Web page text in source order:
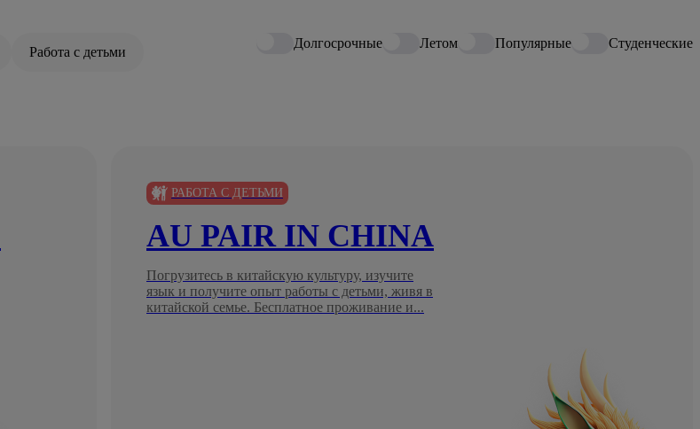
Работа с детьми
Долгосрочные Летом Популярные Студенческие
РАБОТА С ДЕТЬМИ
AU PAIR IN CHINA
Погрузитесь в китайскую культуру, изучите
язык и получите опыт работы с детьми, живя в
китайской семье. Бесплатное проживание и...